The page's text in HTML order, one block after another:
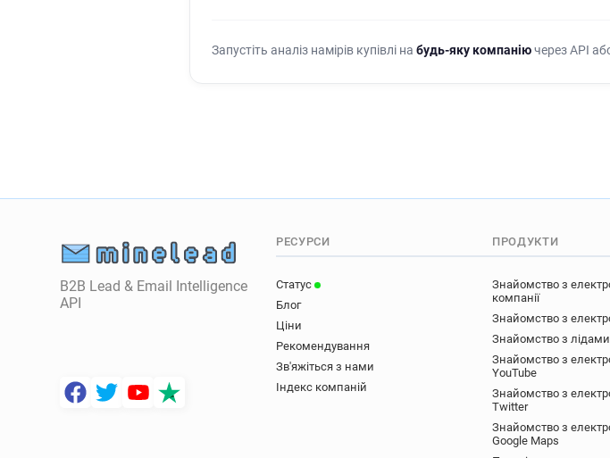
Запустіть аналіз намірів купівлі на будь-яку компаніючерез API
B2B Lead & Email Intelligence
API
РЕСУРСИ
Статус
Блог
Ціни
Рекомендування
Зв'яжіться з нами
Індекс компаній
ПРОДУКТИ
Знайомство з
компанії
Знайомство з
Знайомство з лідами
Знайомство з
YouTube
Знайомство з
Twitter
Знайомство з
Google Maps